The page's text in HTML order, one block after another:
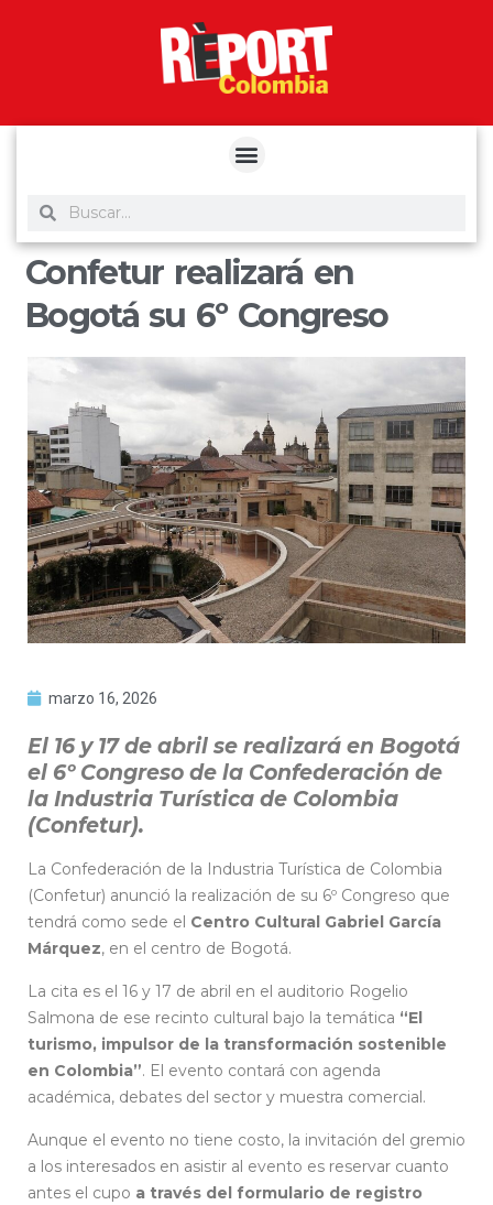
Confetur realizará en
Bogotá su 6º Congreso
marzo 16, 2026
El 16 y 17 de abril se realizará en Bogotá
el 6º Congreso de la Confederación de
la Industria Turística de Colombia
(Confetur).
La Confederación de la Industria Turística de Colombia
(Confetur) anunció la realización de su 6º Congreso que
tendrá como sede el Centro Cultural Gabriel García
Márquez, en el centro de Bogotá.
La cita es el 16 y 17 de abril en el auditorio Rogelio
Salmona de ese recinto cultural bajo la temática “El
turismo, impulsor de la transformación sostenible
en Colombia”. El evento contará con agenda
académica, debates del sector y muestra comercial.
Aunque el evento no tiene costo, la invitación del gremio
a los interesados en asistir al evento es reservar cuanto
antes el cupo a través del formulario de registro